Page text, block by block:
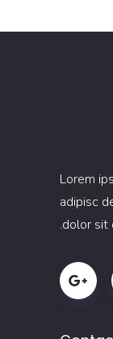
Lorem
adipisc
dolor sit